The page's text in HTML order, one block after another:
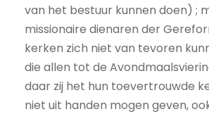
van het bestuur kunnen doen) ;
missionaire dienaren der
kerken zich niet van tevoren
die allen tot de
daar zij het hun toevertrouwde
niet uit handen mogen geven,